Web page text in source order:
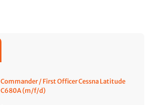
Commander / First Officer Cessna Latitude
C680A (m/f/d)